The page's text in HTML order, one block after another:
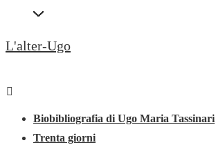
al
principale
Secondary
L'alter-Ugo
Menu
Menu
Biobibliografia di Ugo Maria Tassinari
Trenta giorni